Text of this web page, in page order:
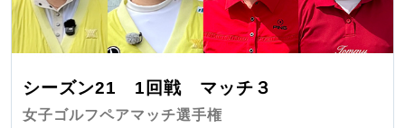
シーズン21 1回戦 マッチ３
女子ゴルフペアマッチ選手権